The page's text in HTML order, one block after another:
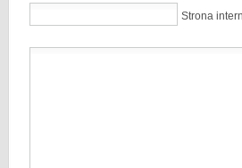
Strona